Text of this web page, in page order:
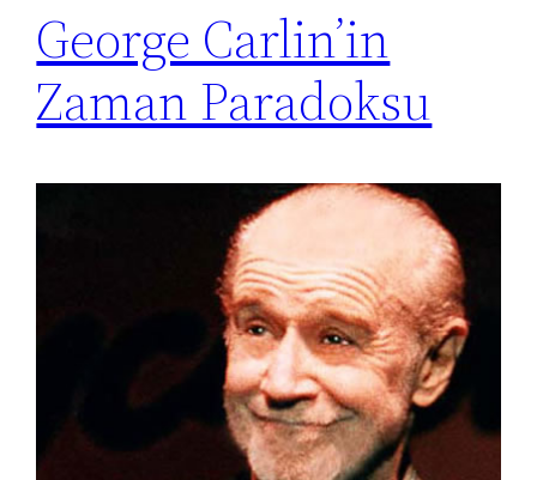
George Carlin’in
Zaman Paradoksu